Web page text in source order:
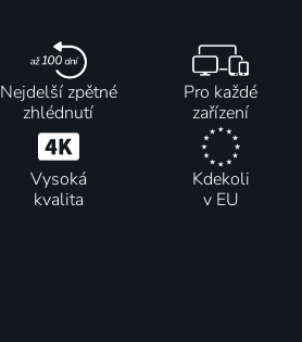
Nejdelší zpětné
zhlédnutí
Pro každé
zařízení
Vysoká
kvalita
Kdekoli
v EU